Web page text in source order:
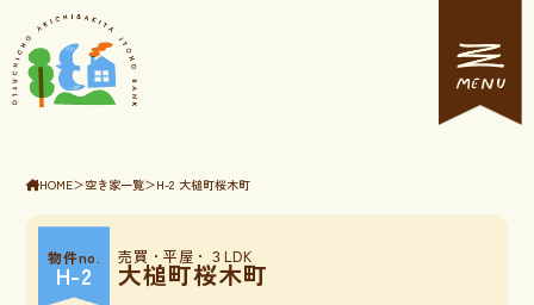
HOME＞空き家一覧＞H-2 大槌町桜木町
物件no.
H-2
売買・平屋・３LDK
大槌町桜木町
MENU